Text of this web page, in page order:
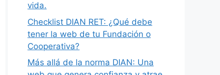
vida.
Checklist DIAN RET: ¿Qué debe
tener la web de tu Fundación o
Cooperativa?
Más allá de la norma DIAN: Una